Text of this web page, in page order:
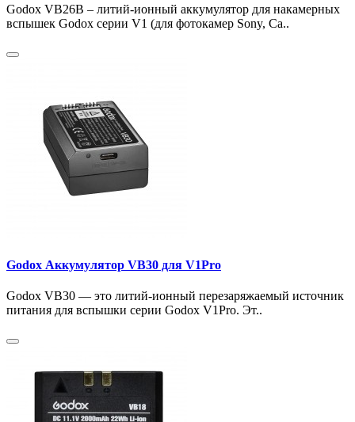
Godox VB26B – литий-ионный аккумулятор для накамерных
вспышек Godox серии V1 (для фотокамер Sony, Ca..
Godox Аккумулятор VB30 для V1Pro
Godox VB30 — это литий-ионный перезаряжаемый источник
питания для вспышки серии Godox V1Pro. Эт..